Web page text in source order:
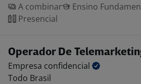
A combinar
Ensino
Presencial
Operador De
Empresa confidencial
Todo Brasil